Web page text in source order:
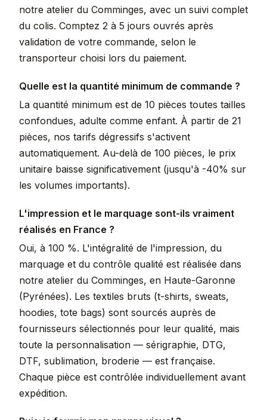
notre atelier du Comminges, avec un suivi complet
du colis. Comptez 2 à 5 jours ouvrés après
validation de votre commande, selon le
transporteur choisi lors du paiement.
Quelle est la quantité minimum de commande ?
La quantité minimum est de 10 pièces toutes tailles
confondues, adulte comme enfant. À partir de 21
pièces, nos tarifs dégressifs s'activent
automatiquement. Au-delà de 100 pièces, le prix
unitaire baisse significativement (jusqu'à -40% sur
les volumes importants).
L'impression et le marquage sont-ils vraiment
réalisés en France ?
Oui, à 100 %. L'intégralité de l'impression, du
marquage et du contrôle qualité est réalisée dans
notre atelier du Comminges, en Haute-Garonne
(Pyrénées). Les textiles bruts (t-shirts, sweats,
hoodies, tote bags) sont sourcés auprès de
fournisseurs sélectionnés pour leur qualité, mais
toute la personnalisation — sérigraphie, DTG,
DTF, sublimation, broderie — est française.
Chaque pièce est contrôlée individuellement avant
expédition.